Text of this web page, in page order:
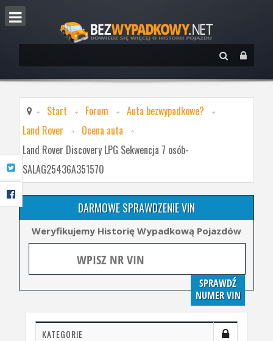
Start Forum
Auta bezwypadkowe?
Land Rover
Ocena auta
Land Rover Discovery LPG Sekwencja 7 osób-
SALAG25436A351570
DARMOWE SPRAWDZENIE VIN
Weryfikujemy Historię Wypadkową Pojazdów
SPRAWDŹ
NUMER VIN
KATEGORIE